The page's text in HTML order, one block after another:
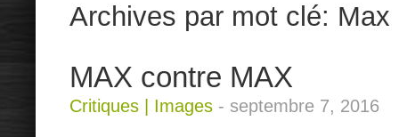
Archives par mot clé: Max
MAX contre MAX
Critiques Images - septembre 7, 2016